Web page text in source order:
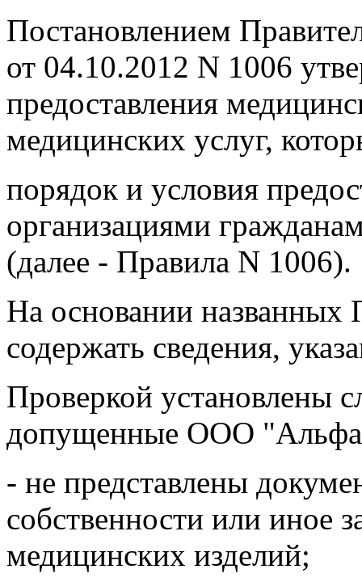
Постановлением
от 04.10.2012 N 1006
предоставления
медицинских услуг,
порядок и условия
организациями
(далее - Правила N 1006).
На основании названных
содержать сведения,
Проверкой установлены
допущенные ООО
- не представлены
собственности или иное
медицинских изделий;